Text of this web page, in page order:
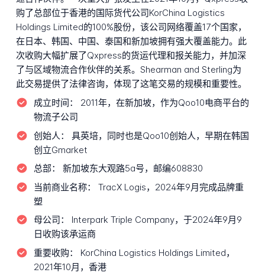
购了总部位于香港的国际货代公司KorChina Logistics
Holdings Limited的100%股份，该公司网络覆盖17个国家，
在日本、韩国、中国、泰国和新加坡拥有强大覆盖能力。此
次收购大幅扩展了Qxpress的货运代理和报关能力，并加深
了与区域物流合作伙伴的关系。Shearman and Sterling为
此交易提供了法律咨询，体现了这笔交易的规模和重要性。
成立时间：
2011年，在新加坡，作为Qoo10电商平台的
物流子公司
创始人：
具英培，同时也是Qoo10创始人，早期在韩国
创立Gmarket
总部：
新加坡东大观路5a号，邮编608830
当前商业名称：
TracX Logis，2024年9月完成品牌重
塑
母公司：
Interpark Triple Company，于2024年9月9
日收购该承运商
重要收购：
KorChina Logistics Holdings Limited，
2021年10月，香港